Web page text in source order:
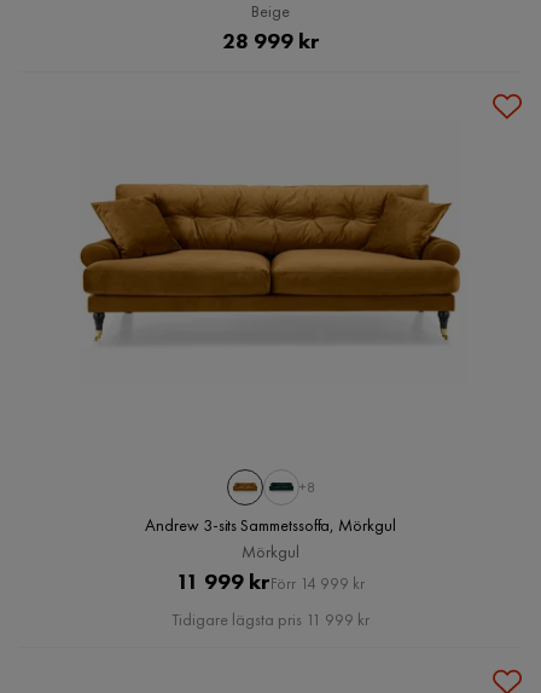
Beige
Pris
28 999 kr
+8
Andrew 3-sits Sammetssoffa, Mörkgul
Mörkgul
Pris
11 999 krOriginal
Pris
Förr 14 999 kr
Tidigare lägsta pris 11 999 kr